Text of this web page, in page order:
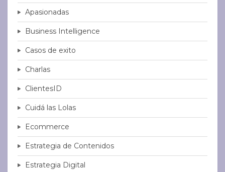
Apasionadas
Business Intelligence
Casos de exito
Charlas
ClientesID
Cuidá las Lolas
Ecommerce
Estrategia de Contenidos
Estrategia Digital